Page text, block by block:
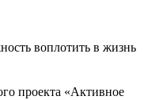
воплотить в жизнь
проекта «Активное